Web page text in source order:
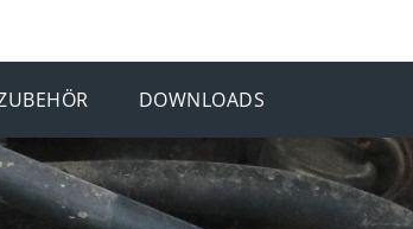
DOWNLOADS